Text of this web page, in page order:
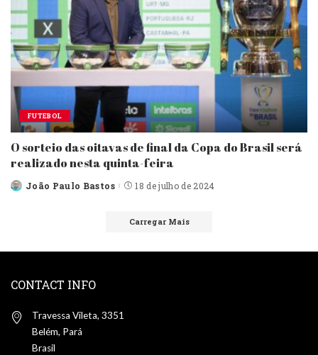
FUTEBOL
O sorteio das oitavas de final da Copa do Brasil será
realizado nesta quinta-feira
PostedJoão Paulo Bastos 18 de julho de 2024
Carregar Mais
CONTACT INFO
Travessa Vileta, 3351
Belém, Pará
Brasil